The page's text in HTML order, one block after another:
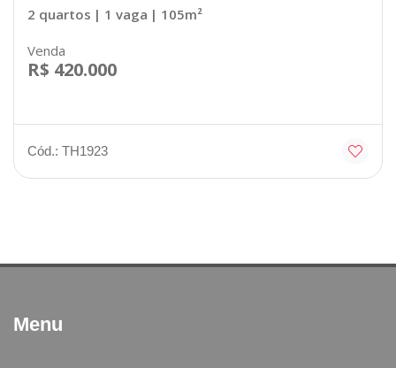
2 quartos | 1 vaga | 105m²
Venda
R$ 420.000
Cód.: TH1923
Menu